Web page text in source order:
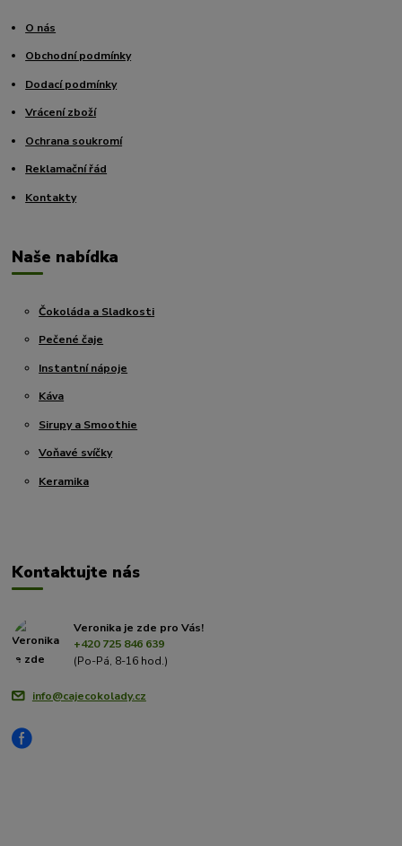
O nás
Obchodní podmínky
Dodací podmínky
Vrácení zboží
Ochrana soukromí
Reklamační řád
Kontakty
Naše nabídka
Čokoláda a Sladkosti
Pečené čaje
Instantní nápoje
Káva
Sirupy a Smoothie
Voňavé svíčky
Keramika
Kontaktujte nás
Veronika je zde pro Vás!
+420 725 846 639
(Po-Pá, 8-16 hod.)
info@cajecokolady.cz